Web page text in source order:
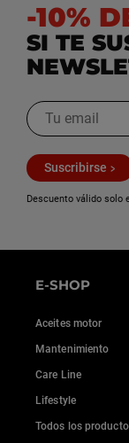
escaparse unas
cilindro
7) Repite esta
cilindro
8) Ya solo te
ajustar el nivel
apretar los
Para una purga
-10%
SI TE
Suscribirse
Descuento válido solo
E-SHOP
Aceites motor
Mantenimiento
Care Line
Lifestyle
Todos los